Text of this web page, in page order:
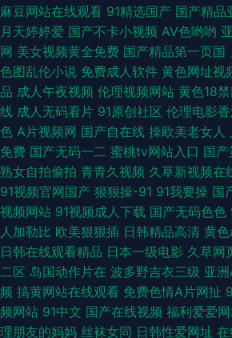
合888
麻豆网站在线观看 91精选国产 国产精品
月天婷婷爱 国产不卡小视频 AV色哟哟
网 美女视频黄全免费 国产精品第一页国
色图乱伦小说 免费成人软件 黄色网址视
品 成人午夜视频 伦理视频网站 黄色18
线 成人无码看片 91原创社区 伦理电影
色 A片视频网 国产自在线 操欧美老女人
免费 国产无码一二 蜜桃tv网站入口 国
熟女自拍偷拍 青青久视频 久草新视频在
91视频官网国产 狠狠操-91 91我要操 国
视频网站 91视频成人下载 国产无码色色
人加勒比 欧美狠狠插 日韩精品高清 黄
日韩在线观看精品 日本一级电影 久草网
二区 岛国动作片在 波多野吉衣三级 亚
频 搞黄网站在线观看 免费色情A片网扯
频网站 91中文 国产在线视频 福利爱爱
理朋友的妈妈 丝袜女同 日韩性爱网址